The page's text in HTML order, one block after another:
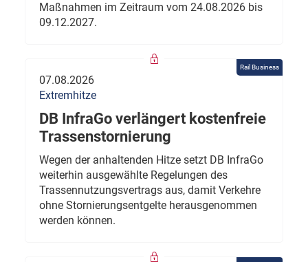
Maßnahmen im Zeitraum vom 24.08.2026 bis
09.12.2027.
Rail Business
07.08.2026
Extremhitze
DB InfraGo verlängert kostenfreie
Trassenstornierung
Wegen der anhaltenden Hitze setzt DB InfraGo
weiterhin ausgewählte Regelungen des
Trassennutzungsvertrags aus, damit Verkehre
ohne Stornierungsentgelte herausgenommen
werden können.